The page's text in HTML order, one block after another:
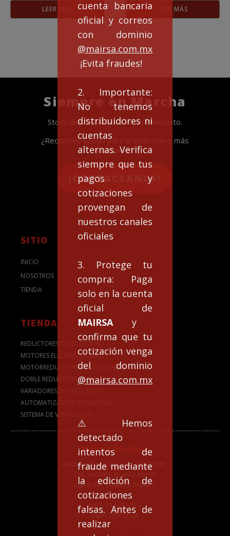
cuenta bancaria
oficial y correos
con dominio
@mairsa.com.mx
¡Evita fraudes!
2. Importante:
No tenemos
distribuidores ni
cuentas
alternas. Verifica
siempre que tus
pagos y
cotizaciones
provengan de
nuestros canales
oficiales
3. Protege tu
compra: Paga
solo en la cuenta
oficial de
MAIRSA y
confirma que tu
cotización venga
del dominio
@mairsa.com.mx
⚠️Hemos
detectado
intentos de
fraude mediante
la edición de
cotizaciones
falsas. Antes de
realizar
LEER MÁS LEER MÁS
Siempre en Marcha
Stock disponible para envío inmediato.
¿Requieres apoyo para la selección o más
información?
¡CONTACTANOS!
SITIO
INICIO
NOSOTROS
TIENDA
TIENDA
REDUCTORES DE VELOCIDAD
MOTORES ELÉCTRICOS - WEG
MOTORREDUCTORES INDUSTRIALES
DOBLE REDUCCIÓN NMRV
VARIADORES DE FRECUENCIA
AUTOMATIZACION INDUSTRIAL
SISTEMA DE VENTILACION
Mairsa Sinaloa:
Blvd. Emiliano Zapata #2220 Pte.
Culiacán, Sinaloa, México
(667) 714-22-03 y
(667) 713-22-03